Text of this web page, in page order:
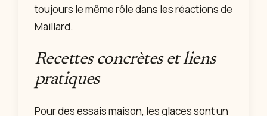
toujours le même rôle dans les réactions de
Maillard.
Recettes concrètes et liens
pratiques
Pour des essais maison, les glaces sont un